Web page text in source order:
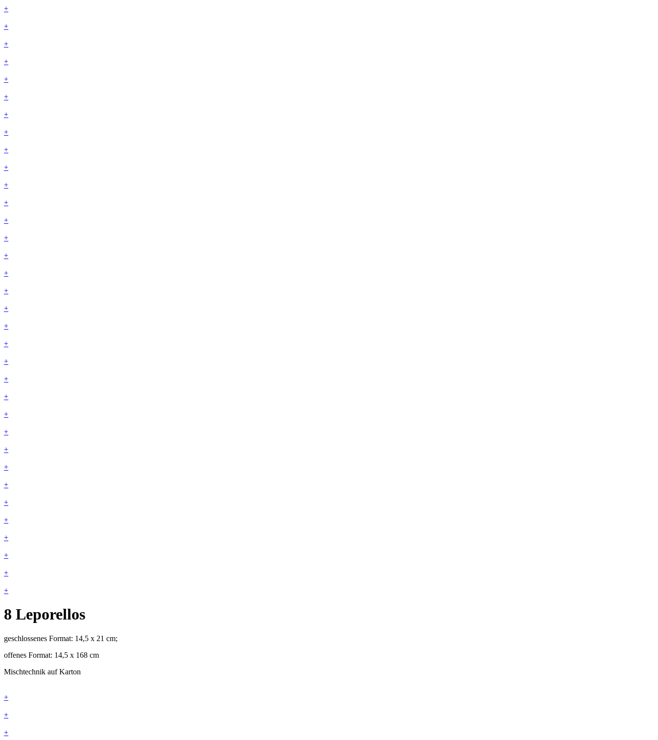
+
+
+
+
+
+
+
+
+
+
+
+
+
+
+
+
+
+
+
+
+
+
+
+
+
+
+
+
+
+
+
+
+
+
8 Leporellos
geschlossenes Format: 14,5 x 21 cm;
offenes Format: 14,5 x 168 cm
Mischtechnik auf Karton
+
+
+